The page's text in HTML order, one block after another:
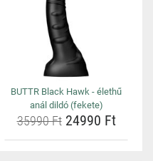
BUTTR Black Hawk - élethű
anál dildó (fekete)
35990 Ft24990 Ft